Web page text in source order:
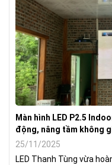
Màn hình LED P2.5
động, nâng tầm không
25/11/2025
LED Thanh Tùng vừa